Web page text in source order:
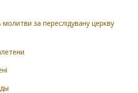
за переслідувану церкву